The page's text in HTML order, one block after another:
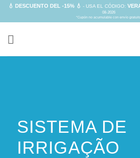
Skip💧 DESCUENTO DEL -15% 💧 - USA EL CÓDIGO:
08-2026
*Cupón no acumulable con envío
SISTEMA DE
IRRIGAÇÃO